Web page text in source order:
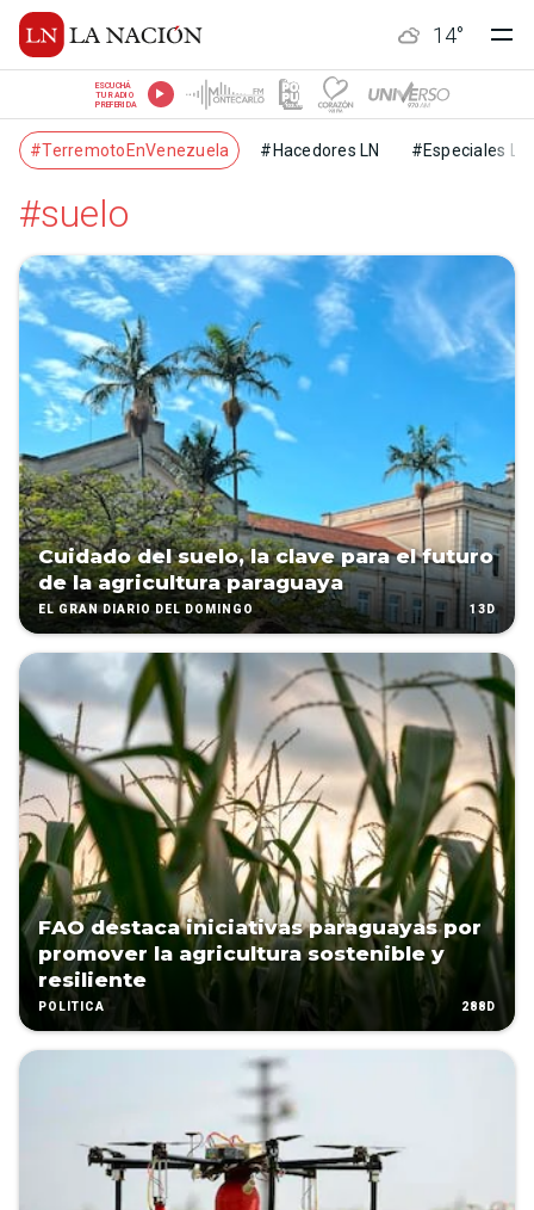
14°
ESCUCHÁ
TU RADIO
PREFERIDA
#TerremotoEnVenezuela #Hacedores LN #Especiales LN
#suelo
Cuidado del suelo, la clave para el futuro
de la agricultura paraguaya
EL GRAN DIARIO DEL DOMINGO 13D
FAO destaca iniciativas paraguayas por
promover la agricultura sostenible y
resiliente
POLÍTICA 288D